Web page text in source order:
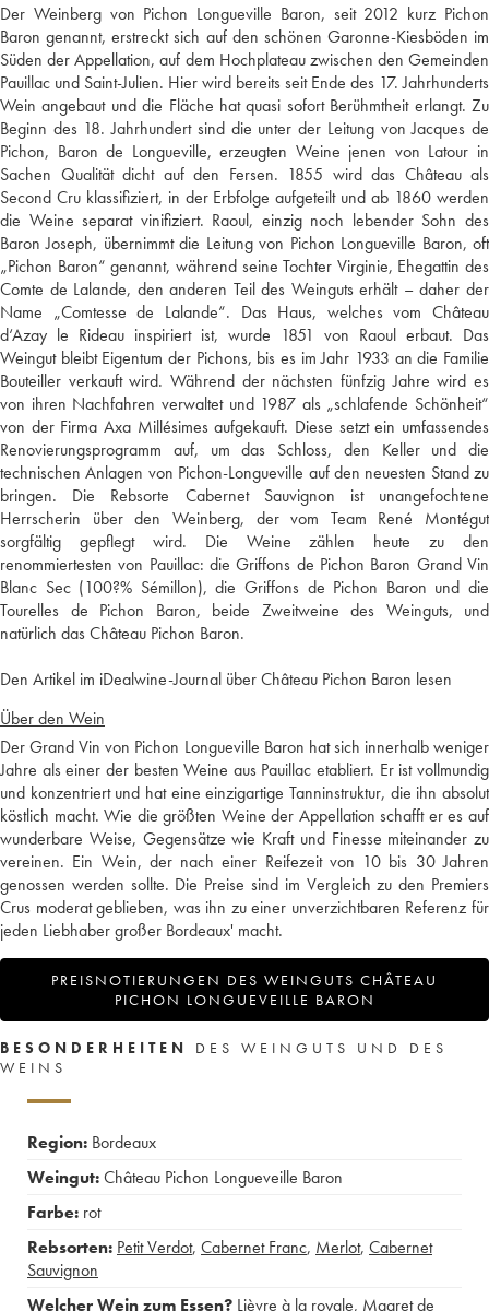
Der Weinberg von Pichon Longueville Baron, seit 2012 kurz Pichon
Baron genannt, erstreckt sich auf den schönen Garonne-Kiesböden im
Süden der Appellation, auf dem Hochplateau zwischen den Gemeinden
Pauillac und Saint-Julien. Hier wird bereits seit Ende des 17. Jahrhunderts
Wein angebaut und die Fläche hat quasi sofort Berühmtheit erlangt. Zu
Beginn des 18. Jahrhundert sind die unter der Leitung von Jacques de
Pichon, Baron de Longueville, erzeugten Weine jenen von Latour in
Sachen Qualität dicht auf den Fersen. 1855 wird das Château als
Second Cru klassifiziert, in der Erbfolge aufgeteilt und ab 1860 werden
die Weine separat vinifiziert. Raoul, einzig noch lebender Sohn des
Baron Joseph, übernimmt die Leitung von Pichon Longueville Baron, oft
„Pichon Baron“ genannt, während seine Tochter Virginie, Ehegattin des
Comte de Lalande, den anderen Teil des Weinguts erhält – daher der
Name „Comtesse de Lalande“. Das Haus, welches vom Château
d‘Azay le Rideau inspiriert ist, wurde 1851 von Raoul erbaut. Das
Weingut bleibt Eigentum der Pichons, bis es im Jahr 1933 an die Familie
Bouteiller verkauft wird. Während der nächsten fünfzig Jahre wird es
von ihren Nachfahren verwaltet und 1987 als „schlafende Schönheit“
von der Firma Axa Millésimes aufgekauft. Diese setzt ein umfassendes
Renovierungsprogramm auf, um das Schloss, den Keller und die
technischen Anlagen von Pichon-Longueville auf den neuesten Stand zu
bringen. Die Rebsorte Cabernet Sauvignon ist unangefochtene
Herrscherin über den Weinberg, der vom Team René Montégut
sorgfältig gepflegt wird. Die Weine zählen heute zu den
renommiertesten von Pauillac: die Griffons de Pichon Baron Grand Vin
Blanc Sec (100?% Sémillon), die Griffons de Pichon Baron und die
Tourelles de Pichon Baron, beide Zweitweine des Weinguts, und
natürlich das Château Pichon Baron.
Den Artikel im iDealwine-Journal über Château Pichon Baron lesen
Über den Wein
Der Grand Vin von Pichon Longueville Baron hat sich innerhalb weniger
Jahre als einer der besten Weine aus Pauillac etabliert. Er ist vollmundig
und konzentriert und hat eine einzigartige Tanninstruktur, die ihn absolut
köstlich macht. Wie die größten Weine der Appellation schafft er es auf
wunderbare Weise, Gegensätze wie Kraft und Finesse miteinander zu
vereinen. Ein Wein, der nach einer Reifezeit von 10 bis 30 Jahren
genossen werden sollte. Die Preise sind im Vergleich zu den Premiers
Crus moderat geblieben, was ihn zu einer unverzichtbaren Referenz für
jeden Liebhaber großer Bordeaux' macht.
PREISNOTIERUNGEN DES WEINGUTS CHÂTEAU
PICHON LONGUEVEILLE BARON
BESONDERHEITEN
DES WEINGUTS UND DES
WEINS
Region: Bordeaux
Weingut:Château Pichon Longueveille Baron
Farbe: rot
Rebsorten: Petit Verdot, Cabernet Franc, Merlot, Cabernet
Sauvignon
Welcher Wein zum Essen? Lièvre à la royale, Magret de